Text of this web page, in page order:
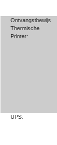
Ontvangstbewijs
Thermische
Printer:
UPS: